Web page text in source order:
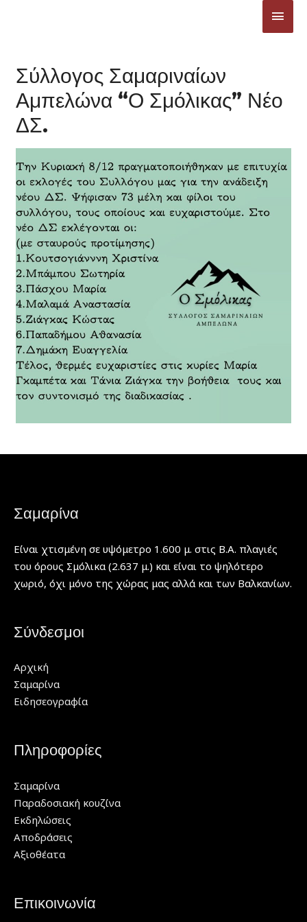
Σύλλογος Σαμαριναίων
Αμπελώνα “Ο Σμόλικας” Νέο
ΔΣ.
Σαμαρίνα
Είναι χτισμένη σε υψόμετρο 1.600 μ. στις Β.Α. πλαγιές
του όρους Σμόλικα (2.637 μ.) και είναι το ψηλότερο
χωριό, όχι μόνο της χώρας μας αλλά και των Βαλκανίων.
Σύνδεσμοι
Αρχική
Σαμαρίνα
Ειδησεογραφία
Πληροφορίες
Σαμαρίνα
Παραδοσιακή κουζίνα
Εκδηλώσεις
Αποδράσεις
Αξιοθέατα
Επικοινωνία